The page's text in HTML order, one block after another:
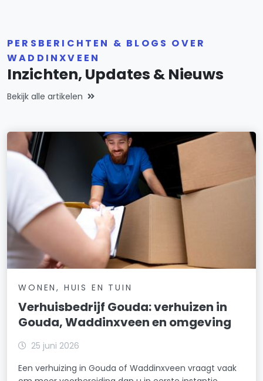
PERSBERICHTEN & BLOGS OVER
WADDINXVEEN
Inzichten, Updates & Nieuws
Bekijk alle artikelen
WONEN, HUIS EN TUIN
Verhuisbedrijf Gouda: verhuizen in
Gouda, Waddinxveen en omgeving
25 juni 2026
Een verhuizing in Gouda of Waddinxveen vraagt vaak